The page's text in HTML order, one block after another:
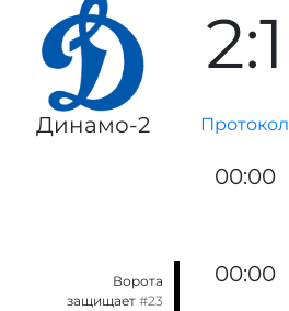
2:1
Динамо-2 Протокол
00:00
Ворота
защищает#23
00:00